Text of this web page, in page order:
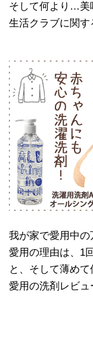
そして何より…美
生活クラブに関す
我が家で愛用中の
愛用の理由は、1
と、そして薄め
愛用の洗剤レビュ